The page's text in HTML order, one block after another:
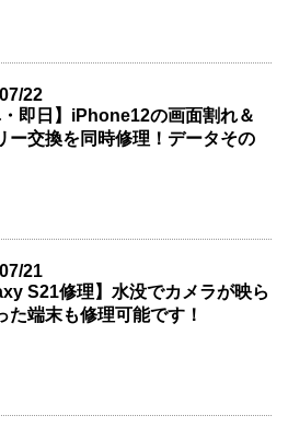
22
・即日】iPhone12の画面割れ＆
ー交換を同時修理！データその
21
S21修理】水没でカメラが映ら
た端末も修理可能です！